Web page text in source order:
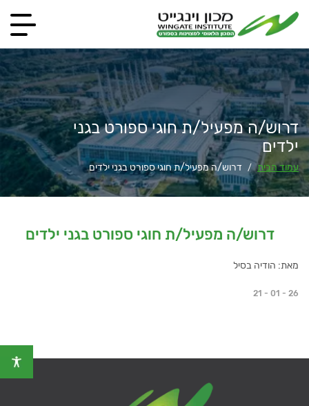
דרוש/ה מפעיל/ת חוגי ספורט בגני
ילדים
עמוד הבית / דרוש/ה מפעיל/ת חוגי ספורט בגני ילדים
דרוש/ה מפעיל/ת חוגי ספורט בגני ילדים
מאת: הודיה בסיל
21 - 01 - 26